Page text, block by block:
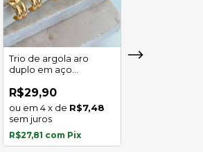
Trio de argola aro
duplo em aço
R$29,90
4 x de R$7,48
sem juros
R$27,81 com Pix